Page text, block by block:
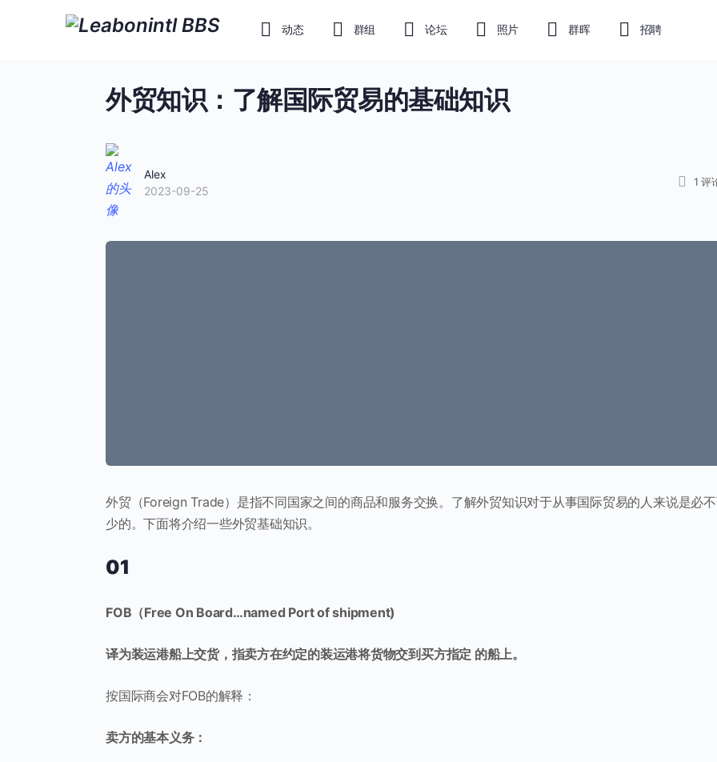
动态 群组 论坛 照片 群晖 招聘
外贸知识：了解国际贸易的基础知识
Alex
2023-09-25
1评
外贸（Foreign Trade）是指不同国家之间的商品和服务交换。了解外贸知识对于从事国际贸易的人来说是必
少的。下面将介绍一些外贸基础知识。
01
FOB（Free On Board…named Port of shipment)
译为装运港船上交货，指卖方在约定的装运港将货物交到买方指定 的船上。
按国际商会对FOB的解释：
卖方的基本义务：